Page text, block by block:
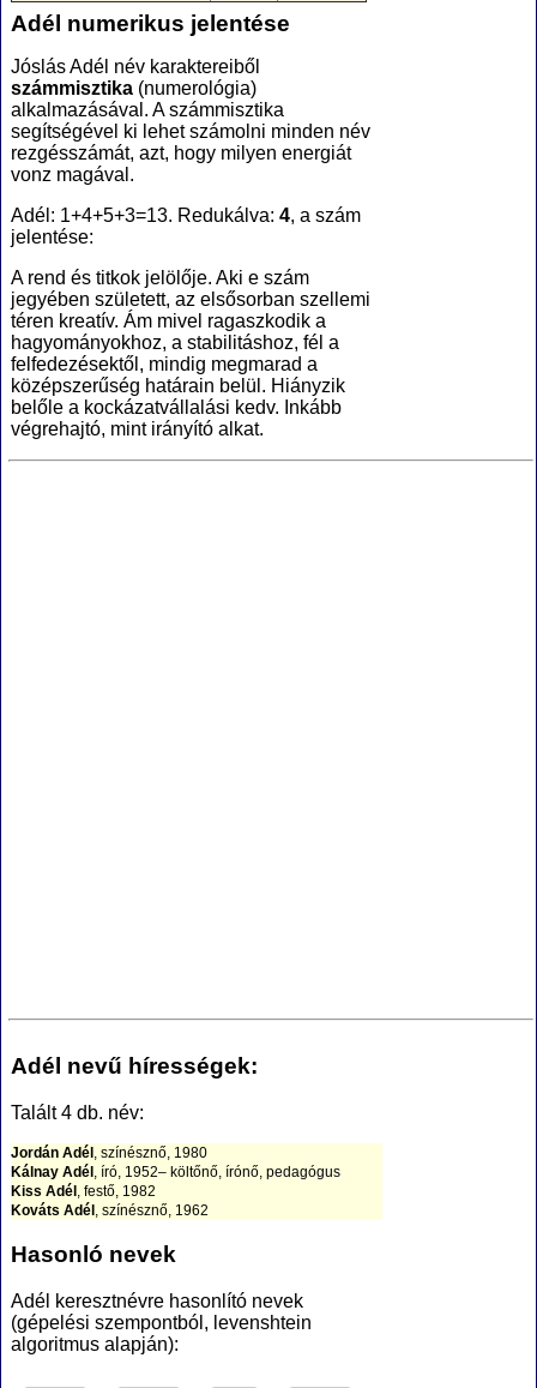
Adél numerikus jelentése
Jóslás Adél név karaktereiből
számmisztika (numerológia)
alkalmazásával. A számmisztika
segítségével ki lehet számolni minden név
rezgésszámát, azt, hogy milyen energiát
vonz magával.
Adél: 1+4+5+3=13. Redukálva: 4, a szám
jelentése:
A rend és titkok jelölője. Aki e szám
jegyében született, az elsősorban szellemi
téren kreatív. Ám mivel ragaszkodik a
hagyományokhoz, a stabilitáshoz, fél a
felfedezésektől, mindig megmarad a
középszerűség határain belül. Hiányzik
belőle a kockázatvállalási kedv. Inkább
végrehajtó, mint irányító alkat.
Adél nevű hírességek:
Talált 4 db. név:
Jordán Adél , színésznő, 1980
Kálnay Adél , író, 1952– költőnő, írónő, pedagógus
Kiss Adél , festő, 1982
Kováts Adél , színésznő, 1962
Hasonló nevek
Adél keresztnévre hasonlító nevek
(gépelési szempontból, levenshtein
algoritmus alapján):